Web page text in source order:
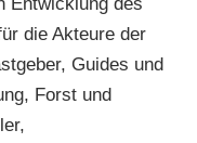
die Akteure der
Guides und
Forst und